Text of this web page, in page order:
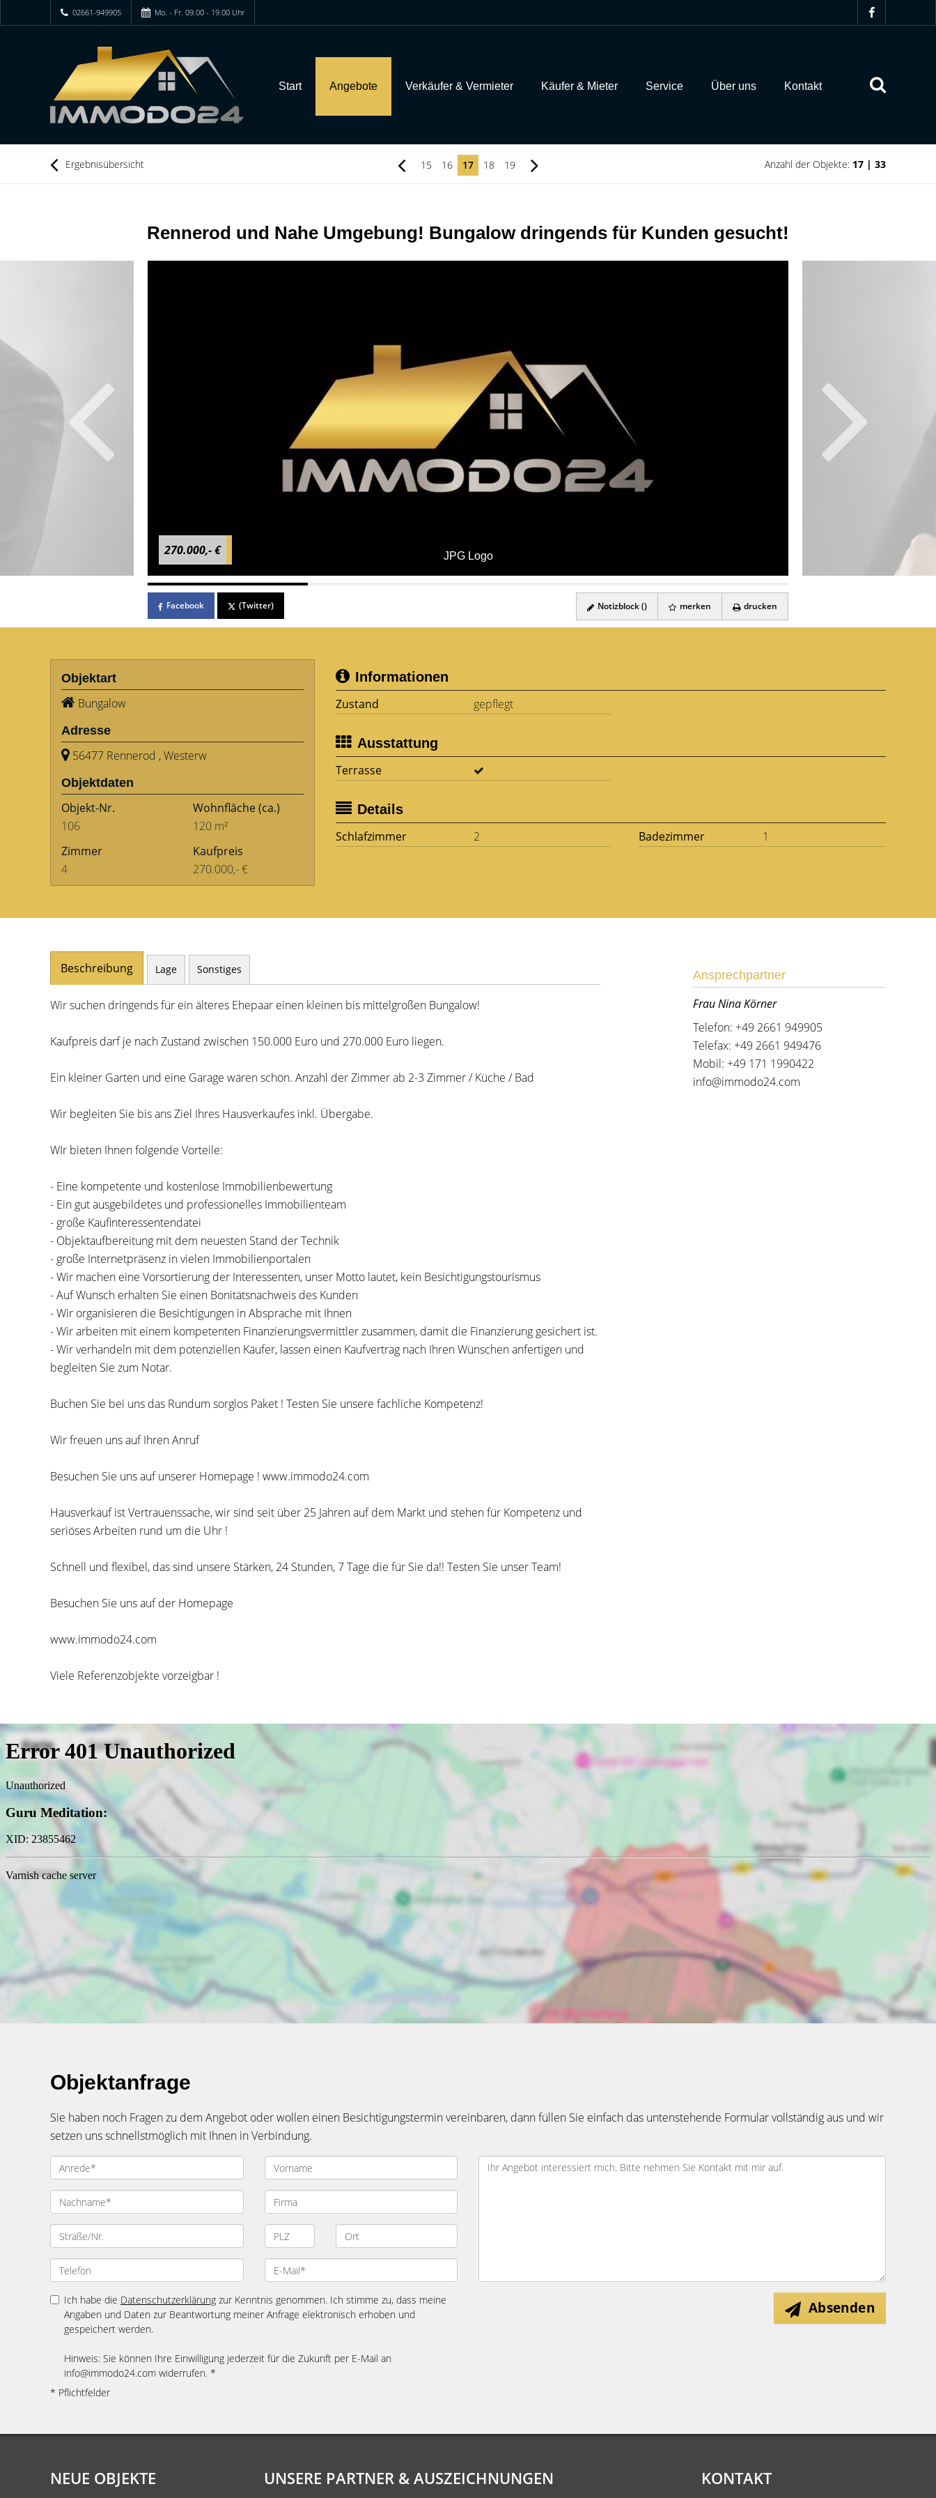
02661-949905 Mo. - Fr. 09.00 - 19.00 Uhr
Start Angebote Verkäufer & Vermieter Käufer & Mieter Service Über uns Kontakt
Ergebnisübersicht 15 16 17 18 19 Anzahl der Objekte: 17 | 33
Rennerod und Nahe Umgebung! Bungalow dringends für Kunden gesucht!
JPG Logo
270.000,- €
Facebook (Twitter) Notizblock () merken drucken
Objektart
Bungalow
Adresse
56477 Rennerod , Westerw
Objektdaten
Objekt-Nr.
106
Wohnfläche(ca.)
120 m²
Zimmer
4
Kaufpreis
270.000,- €
Informationen
Zustand
gepflegt
Ausstattung
Terrasse
Details
Schlafzimmer
2 Badezimmer 1
Beschreibung Lage Sonstiges
Wir suchen dringends für ein älteres Ehepaar einen kleinen bis mittelgroßen Bungalow!
Kaufpreis darf je nach Zustand zwischen 150.000 Euro und 270.000 Euro liegen.
Ein kleiner Garten und eine Garage wären schön. Anzahl der Zimmer ab 2-3 Zimmer / Küche / Bad
Wir begleiten Sie bis ans Ziel Ihres Hausverkaufes inkl. Übergabe.
WIr bieten Ihnen folgende Vorteile:
- Eine kompetente und kostenlose Immobilienbewertung
- Ein gut ausgebildetes und professionelles Immobilienteam
- große Kaufinteressentendatei
- Objektaufbereitung mit dem neuesten Stand der Technik
- große Internetpräsenz in vielen Immobilienportalen
- Wir machen eine Vorsortierung der Interessenten, unser Motto lautet, kein Besichtigungstourismus
- Auf Wunsch erhalten Sie einen Bonitätsnachweis des Kunden
- Wir organisieren die Besichtigungen in Absprache mit Ihnen
- Wir arbeiten mit einem kompetenten Finanzierungsvermittler zusammen, damit die Finanzierung gesichert ist.
- Wir verhandeln mit dem potenziellen Käufer, lassen einen Kaufvertrag nach Ihren Wünschen anfertigen und
begleiten Sie zum Notar.
Buchen Sie bei uns das Rundum sorglos Paket ! Testen Sie unsere fachliche Kompetenz!
Wir freuen uns auf Ihren Anruf
Besuchen Sie uns auf unserer Homepage ! www.immodo24.com
Hausverkauf ist Vertrauenssache, wir sind seit über 25 Jahren auf dem Markt und stehen für Kompetenz und
seriöses Arbeiten rund um die Uhr !
Schnell und flexibel, das sind unsere Stärken, 24 Stunden, 7 Tage die für Sie da!! Testen Sie unser Team!
Besuchen Sie uns auf der Homepage
www.immodo24.com
Viele Referenzobjekte vorzeigbar !
Ansprechpartner
Frau Nina Körner
Telefon: +49 2661 949905
Telefax: +49 2661 949476
Mobil: +49 171 1990422
info@immodo24.com
Objektanfrage
Sie haben noch Fragen zu dem Angebot oder wollen einen Besichtigungstermin vereinbaren, dann füllen Sie einfach das untenstehende Formular vollständig aus und wir
setzen uns schnellstmöglich mit Ihnen in Verbindung.
Ich habe die Datenschutzerklärung zur Kenntnis genommen. Ich stimme zu, dass meine
Angaben und Daten zur Beantwortung meiner Anfrage elektronisch erhoben und
gespeichert werden.
Hinweis: Sie können Ihre Einwilligung jederzeit für die Zukunft per E-Mail an
info@immodo24.com widerrufen. *
* Pflichtfelder
Absenden
NEUE OBJEKTE UNSERE PARTNER & AUSZEICHNUNGEN KONTAKT